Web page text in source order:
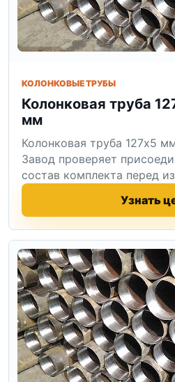
КОЛОНКОВЫЕ ТРУБЫ
Колонковая труба
мм
Колонковая труба 127x5
Завод проверяет
состав комплекта перед
Узнать